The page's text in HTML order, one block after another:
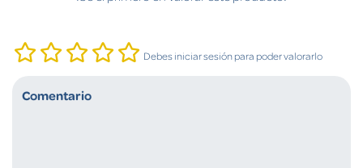
Debes iniciar sesión para poder valorarlo